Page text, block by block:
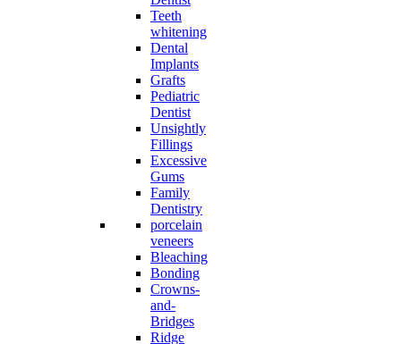
Teeth
whitening
Dental
Implants
Grafts
Pediatric
Dentist
Unsightly
Fillings
Excessive
Gums
Family
Dentistry
porcelain
veneers
Bleaching
Bonding
Crowns-
and-
Bridges
Ridge